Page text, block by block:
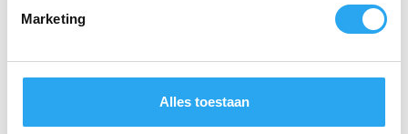
Marketing
Alles toestaan